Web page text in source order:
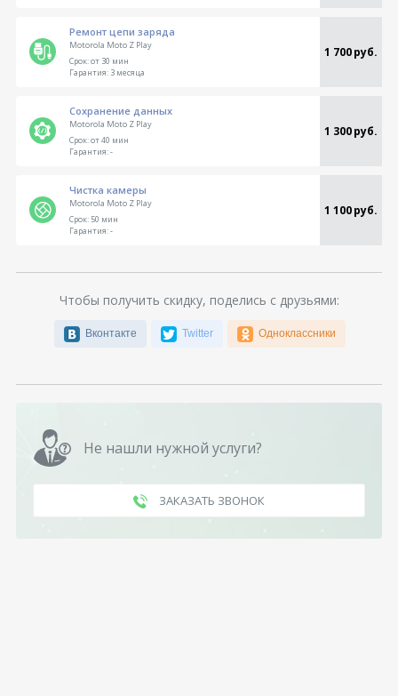
Ремонт цепи заряда
Motorola Moto Z Play 1 700 руб.
Срок:от 30 мин
Гарантия:3 месяца
Сохранение данных
Motorola Moto Z Play 1 300 руб.
Срок:от 40 мин
Гарантия:-
Чистка камеры
Motorola Moto Z Play 1 100 руб.
Срок:50 мин
Гарантия:-
Чтобы получить скидку, поделись с друзьями:
Вконтакте Twitter Одноклассники
Не нашли нужной услуги?
ЗАКАЗАТЬ ЗВОНОК